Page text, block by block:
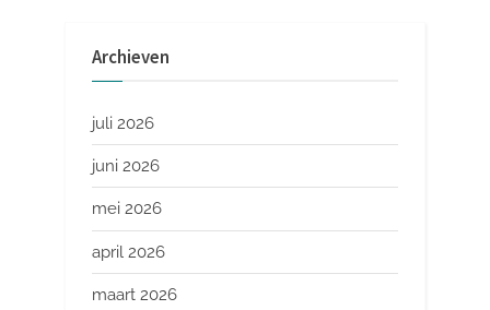
Archieven
juli 2026
juni 2026
mei 2026
april 2026
maart 2026